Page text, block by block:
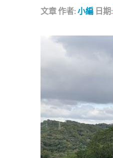
文章作者: 小編 日期: